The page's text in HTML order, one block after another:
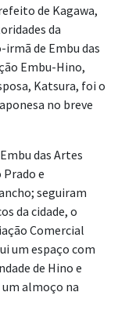
de Kagawa,
da
irmã de Embu das
Embu-Hino,
Katsura, foi o
no breve
das Artes
e
seguiram
da cidade, o
Comercial
um espaço com
de Hino e
almoço na